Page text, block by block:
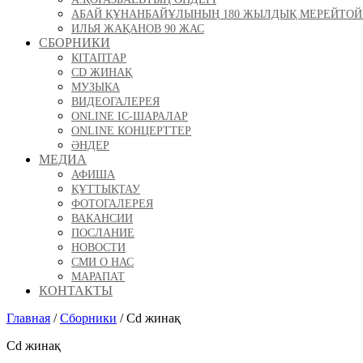
АБАЙ ҚҰНАНБАЙҰЛЫНЫҢ 180 ЖЫЛДЫҚ
ИЛЬЯ ЖАҚАНОВ 90 ЖАС
СБОРНИКИ
КІТАПТАР
CD ЖИНАҚ
МУЗЫКА
ВИДЕОГАЛЕРЕЯ
ONLINE ІС-ШАРАЛАР
ONLINE КОНЦЕРТТЕР
ӘНДЕР
МЕДИА
АФИША
ҚҰТТЫҚТАУ
ФОТОГАЛЕРЕЯ
ВАКАНСИИ
ПОСЛАНИЕ
НОВОСТИ
СМИ О НАС
МАРАПАТ
КОНТАКТЫ
Главная /Сборники /Cd жинақ
Cd жинақ